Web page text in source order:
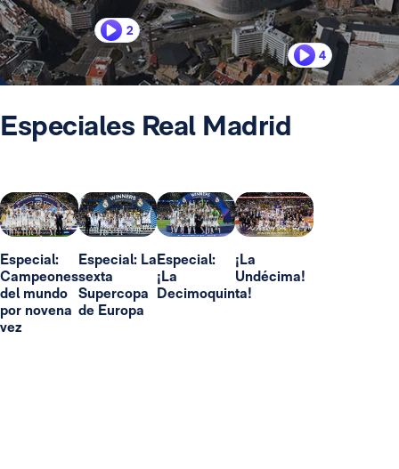
2
4
Especiales Real Madrid
Especial:
Campeones
del mundo
por novena
vez
Especial: La
sexta
Supercopa
de Europa
Especial:
¡La
Decimoquinta!
¡La
Undécima!